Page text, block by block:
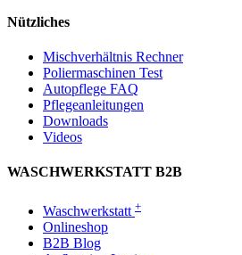
Nützliches
Mischverhältnis Rechner
Poliermaschinen Test
Autopflege FAQ
Pflegeanleitungen
Downloads
Videos
WASCHWERKSTATT B2B
Waschwerkstatt +
Onlineshop
B2B Blog